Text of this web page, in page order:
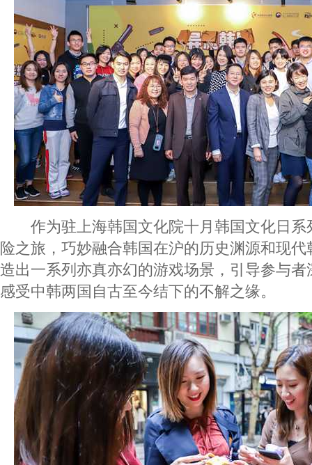
作为驻上海韩国文化院十月韩国文化日系
险之旅，巧妙融合韩国在沪的历史渊源和现
造出一系列亦真亦幻的游戏场景，引导参与
感受中韩两国自古至今结下的不解之缘。